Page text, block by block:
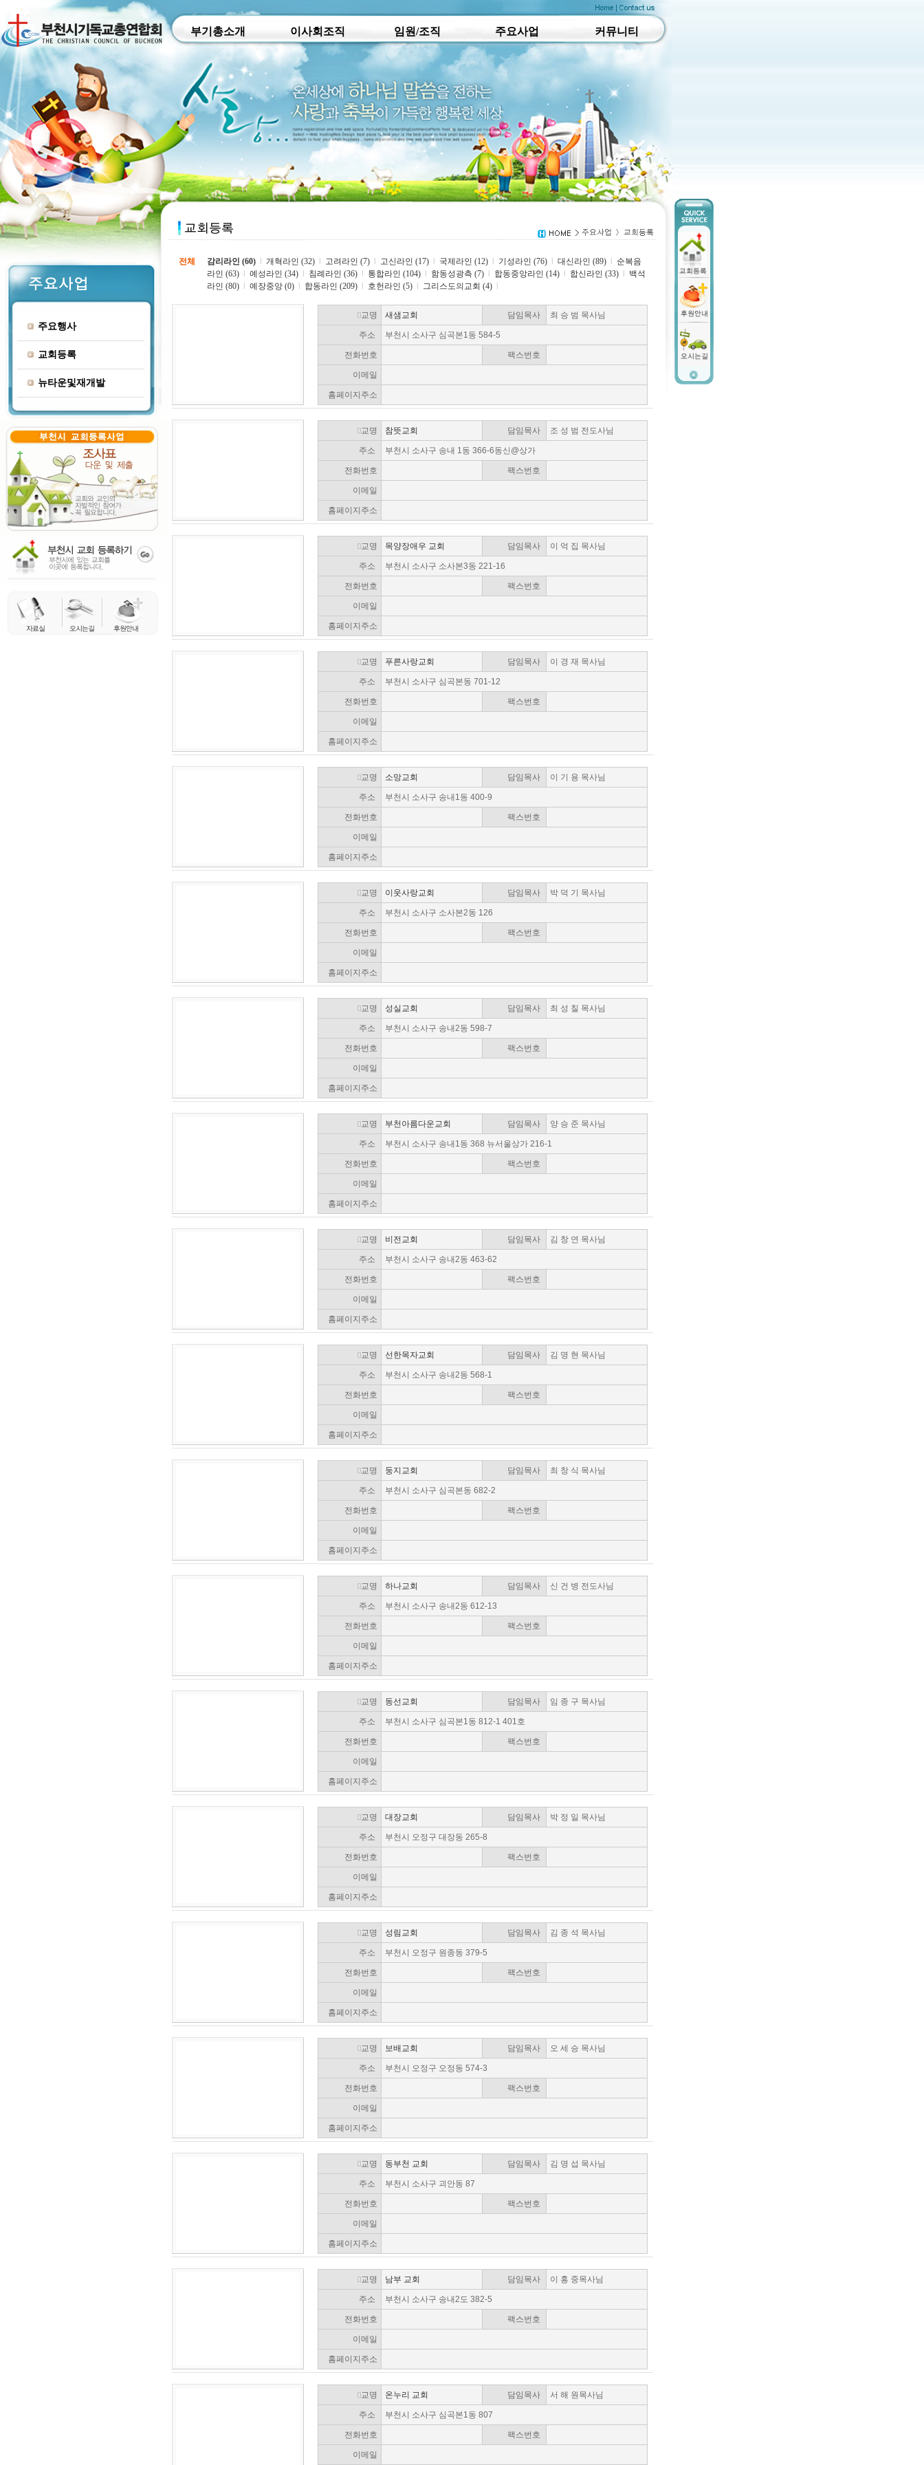
부기총소개 이사회조직 임원/조직 주요사업 커뮤니티
주요행사
교회등록
뉴타운및재개발
전체 감리라인 (60) 개혁라인 (32) 고려라인 (7) 고신라인 (17) 국제라인 (12) 기성라인 (76) 대신라인 (89)
순복음
라인 (63)
예성라인 (34) 침례라인 (36) 통합라인 (104) 함동성광측 (7) 합동중앙라인 (14) 합신라인 (33)
백석
라인 (80)
예장중앙 (0) 합동라인 (209) 호헌라인 (5) 그리스도의교회 (4)
교명 새샘교회 담임목사 최 승 범 목사님
주소 부천시 소사구 심곡본1동 584-5
전화번호 팩스번호
이메일
홈페이지주소
교명 참뜻교회 담임목사 조 성 범 전도사님
주소 부천시 소사구 송내 1동 366-6동신@상가
전화번호 팩스번호
이메일
홈페이지주소
교명 목양장애우 교회 담임목사 이 억 집 목사님
주소 부천시 소사구 소사본3동 221-16
전화번호 팩스번호
이메일
홈페이지주소
교명 푸른사랑교회 담임목사 이 경 재 목사님
주소 부천시 소사구 심곡본동 701-12
전화번호 팩스번호
이메일
홈페이지주소
교명 소망교회 담임목사 이 기 용 목사님
주소 부천시 소사구 송내1동 400-9
전화번호 팩스번호
이메일
홈페이지주소
교명 이웃사랑교회 담임목사 박 덕 기 목사님
주소 부천시 소사구 소사본2동 126
전화번호 팩스번호
이메일
홈페이지주소
교명 성실교회 담임목사 최 성 칠 목사님
주소 부천시 소사구 송내2동 598-7
전화번호 팩스번호
이메일
홈페이지주소
교명 부천아름다운교회 담임목사 양 승 준 목사님
주소 부천시 소사구 송내1동 368 뉴서울상가 216-1
전화번호 팩스번호
이메일
홈페이지주소
교명 비전교회 담임목사 김 창 연 목사님
주소 부천시 소사구 송내2동 463-62
전화번호 팩스번호
이메일
홈페이지주소
교명 선한목자교회 담임목사 김 명 현 목사님
주소 부천시 소사구 송내2동 568-1
전화번호 팩스번호
이메일
홈페이지주소
교명 둥지교회 담임목사 최 창 식 목사님
주소 부천시 소사구 심곡본동 682-2
전화번호 팩스번호
이메일
홈페이지주소
교명 하나교회 담임목사 신 건 병 전도사님
주소 부천시 소사구 송내2동 612-13
전화번호 팩스번호
이메일
홈페이지주소
교명 동선교회 담임목사 임 종 구 목사님
주소 부천시 소사구 심곡본1동 812-1 401호
전화번호 팩스번호
이메일
홈페이지주소
교명 대장교회 담임목사 박 정 일 목사님
주소 부천시 오정구 대장동 265-8
전화번호 팩스번호
이메일
홈페이지주소
교명 성림교회 담임목사 김 종 석 목사님
주소 부천시 오정구 원종동 379-5
전화번호 팩스번호
이메일
홈페이지주소
교명 보배교회 담임목사 오 세 승 목사님
주소 부천시 오정구 오정동 574-3
전화번호 팩스번호
이메일
홈페이지주소
교명 동부천 교회 담임목사 김 명 섭 목사님
주소 부천시 소사구 괴안동 87
전화번호 팩스번호
이메일
홈페이지주소
교명 남부 교회 담임목사 이 홍 중목사님
주소 부천시 소사구 송내2도 382-5
전화번호 팩스번호
이메일
홈페이지주소
교명 온누리 교회 담임목사 서 해 원목사님
주소 부천시 소사구 심곡본1동 807
전화번호 팩스번호
이메일